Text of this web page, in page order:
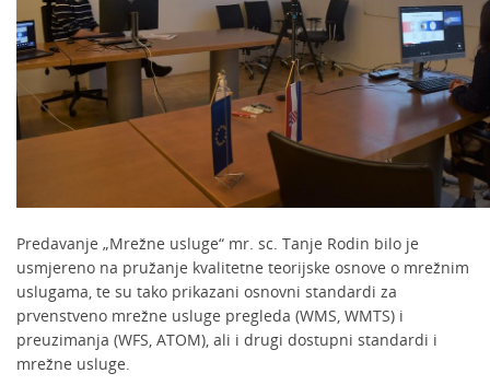
Predavanje „Mrežne usluge“ mr. sc. Tanje Rodin bilo je
usmjereno na pružanje kvalitetne teorijske osnove o mrežnim
uslugama, te su tako prikazani osnovni standardi za
prvenstveno mrežne usluge pregleda (WMS, WMTS) i
preuzimanja (WFS, ATOM), ali i drugi dostupni standardi i
mrežne usluge.